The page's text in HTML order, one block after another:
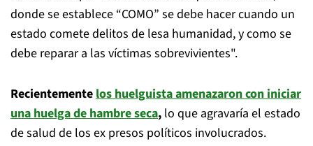
donde se establece “COMO” se debe hacer cuando un
estado comete delitos de lesa humanidad, y como se
debe reparar a las víctimas sobrevivientes".
Recientementelos huelguista amenazaron con iniciar
una huelga de hambre seca, lo que agravaría el estado
de salud de los ex presos políticos involucrados.